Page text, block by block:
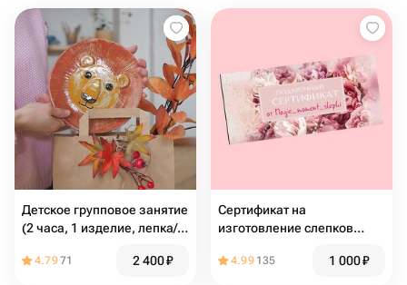
Детское групповое занятие
(2 часа, 1 изделие, лепка/
4.7971 2 400₽
Сертификат на
изготовление слепков
4.99 135 1 000₽